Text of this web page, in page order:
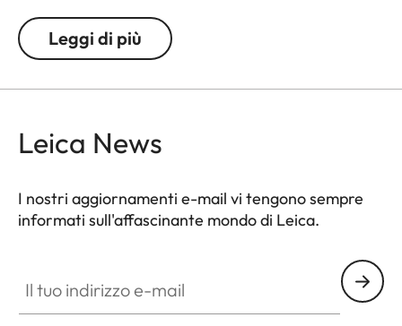
fornito con una linguetta di protezione per il corpo
macchina. Il punto decorativo è in tinta con il
Leggi di più
Leica News
I nostri aggiornamenti e-mail vi tengono sempre
informati sull'affascinante mondo di Leica.